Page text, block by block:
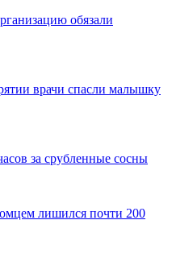
обязали
врачи спасли малышку
за срубленные сосны
лишился почти 200